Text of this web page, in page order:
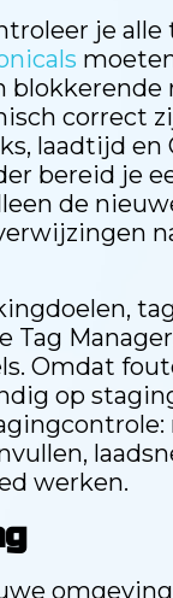
je alle
correct
laadtijd en
bereid je
de
Tag
Omdat
op
werken.
omgeving